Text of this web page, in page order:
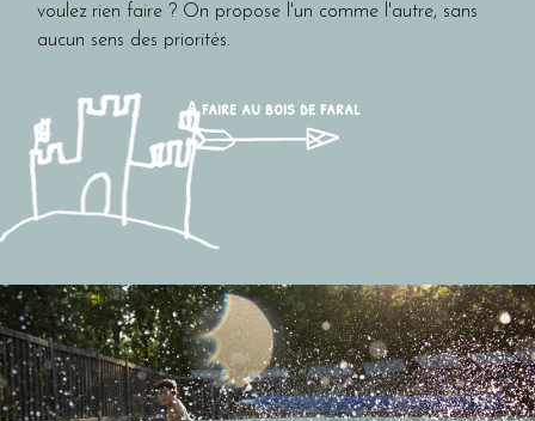
voulez rien faire ? On propose l'un comme l'autre, sans
aucun sens des priorités.
A faire au bois de faral